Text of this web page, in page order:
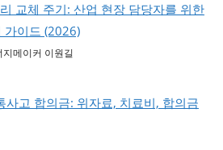
교체 주기: 산업 현장 담당자를 위한
가이드 (2026)
지메이커 이원길
사고 합의금: 위자료, 치료비, 합의금